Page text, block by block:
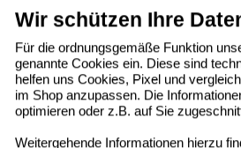
Wir schützen Ihre
Für die ordnungsgemäße Funktion
genannte Cookies ein. Diese sind
helfen uns Cookies, Pixel und
im Shop anzupassen. Die
optimieren oder z.B. auf Sie
Weitergehende Informationen hierzu
A-Z Komplex-
ratiopharm
01433379
30St